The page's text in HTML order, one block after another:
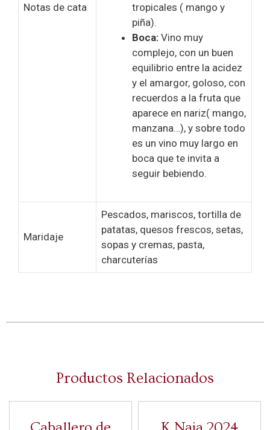
Notas de cata
tropicales ( mango y
piña).
Boca: Vino muy
complejo, con un buen
equilibrio entre la acidez
y el amargor, goloso, con
recuerdos a la fruta que
aparece en nariz( mango,
manzana…), y sobre todo
es un vino muy largo en
boca que te invita a
seguir bebiendo.
Maridaje
Pescados, mariscos, tortilla de
patatas, quesos frescos, setas,
sopas y cremas, pasta,
charcuterías
Productos Relacionados